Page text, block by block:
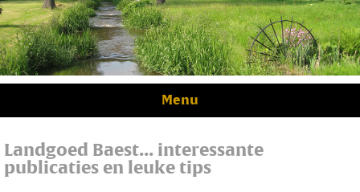
Menu
Landgoed Baest... interessante
publicaties en leuke tips